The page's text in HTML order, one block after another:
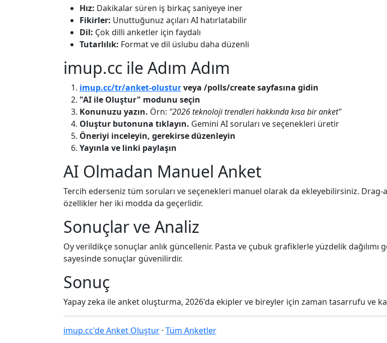
Hız: Dakikalar süren iş birkaç saniyeye iner
Fikirler: Unuttuğunuz açıları AI hatırlatabilir
Dil: Çok dilli anketler için faydalı
Tutarlılık: Format ve dil üslubu daha düzenli
imup.cc ile Adım Adım
imup.cc/tr/anket-olusturveya /polls/create sayfasına gidin
"AI ile Oluştur" modunu seçin
Konunuzu yazın. Örn: "2026 teknoloji trendleri hakkında kısa bir anket"
Oluştur butonuna tıklayın. Gemini AI soruları ve seçenekleri üretir
Öneriyi inceleyin, gerekirse düzenleyin
Yayınla ve linki paylaşın
AI Olmadan Manuel Anket
Tercih ederseniz tüm soruları ve seçenekleri manuel olarak da ekleyebilirsiniz.
özellikler her iki modda da geçerlidir.
Sonuçlar ve Analiz
Oy verildikçe sonuçlar anlık güncellenir. Pasta ve çubuk grafiklerle yüzdelik
sayesinde sonuçlar güvenilirdir.
Sonuç
Yapay zeka ile anket oluşturma, 2026'da ekipler ve bireyler için zaman tasarrufu ve
imup.cc'de Anket Oluştur · Tüm Anketler